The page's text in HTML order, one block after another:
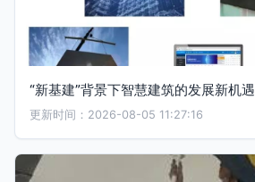
“新基建”背景下智慧建筑的发展新机遇
更新时间：2026-08-05 11:27:16